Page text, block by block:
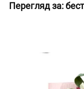
Перегляд за: